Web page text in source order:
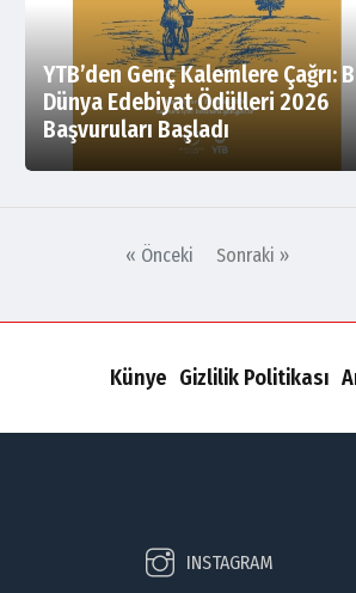
YTB’den Genç Kalemlere Çağrı:
Dünya Edebiyat Ödülleri 2026
Başvuruları Başladı
« Önceki Sonraki »
Künye Gizlilik Politikası
INSTAGRAM